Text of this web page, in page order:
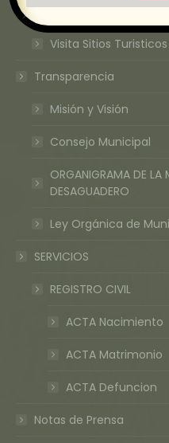
Geografia
Visita Sitios Turisticos
Transparencia
Misión y Visión
Consejo Municipal
ORGANIGRAMA DE LA
DESAGUADERO
Ley Orgánica de
SERVICIOS
REGISTRO CIVIL
ACTA Nacimiento
ACTA Matrimonio
ACTA Defuncion
Notas de Prensa